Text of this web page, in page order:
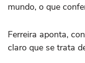
mundo, o que
Ferreira aponta,
claro que se trata